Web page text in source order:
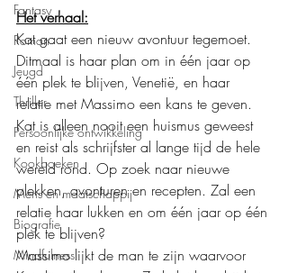
Fantasy
Roman
Jeugd
Thriller
Persoonlijke ontwikkeling
Kookboeken
Mens en maatschappij
Biografie
Mindfulness
Het verhaal:
Kat gaat een nieuw avontuur tegemoet.
Ditmaal is haar plan om in één jaar op
één plek te blijven, Venetië, en haar
relatie met Massimo een kans te geven.
Kat is alleen nooit een huismus geweest
en reist als schrijfster al lange tijd de hele
wereld rond. Op zoek naar nieuwe
plekken, avonturen en recepten. Zal een
relatie haar lukken en om één jaar op één
plek te blijven?
Massimo lijkt de man te zijn waarvoor